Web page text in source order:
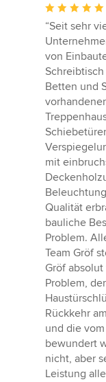
Bewertung:
5
von
5
Sternen
“Seit sehr
von
Betten und
mit
Qualität
bauliche
Problem.
Team Gröf
Gröf
Problem,
Rückkehr
und die
bewundert
nicht, aber
Leistung